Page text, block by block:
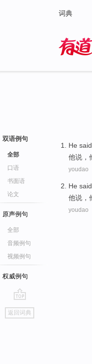
词典
双语例句
全部
口语
书面语
论文
原声例句
全部
音频例句
视频例句
权威例句
go
top
返回词典
He said
他说 ，
youdao
He said
他说 ，
youdao